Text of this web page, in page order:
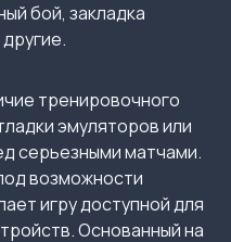
бой, закладка
тренировочного
эмуляторов или
серьезными матчами.
возможности
игру доступной для
Основанный на